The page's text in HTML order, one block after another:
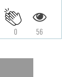
56
0